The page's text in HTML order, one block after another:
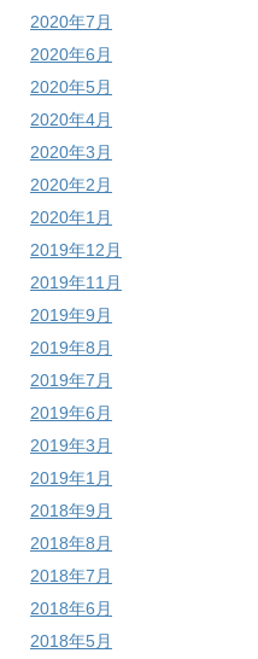
2020年7月
2020年6月
2020年5月
2020年4月
2020年3月
2020年2月
2020年1月
2019年12月
2019年11月
2019年9月
2019年8月
2019年7月
2019年6月
2019年3月
2019年1月
2018年9月
2018年8月
2018年7月
2018年6月
2018年5月